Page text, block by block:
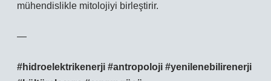
mühendislikle mitolojiyi birleştirir.
—
#hidroelektrikenerji #antropoloji #yenilenebilirenerji